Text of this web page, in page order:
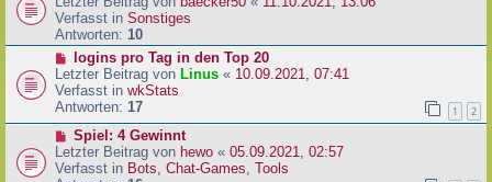
g
i
t
r
a
g
u
e
r
B
e
i
t
a
g
Verfasst in Sonstiges
Antworten: 10
N
e
u
e
r
B
e
i
logins pro Tag in den Top 20
Letzter Beitrag von Linus « 10.09.2021, 07:41
Verfasst in wkStats
Antworten: 17 1 2
N
e
u
Spiel: 4 Gewinnt
Letzter Beitrag von hewo « 05.09.2021, 02:57
Verfasst in Bots, Chat-Games, Tools